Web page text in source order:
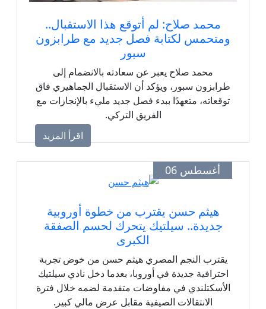
محمد صلاح: لم أتوقع هذا الاستقبال..
ومتحمس لكتابة فصل جديد مع طرابزون
سبور
محمد صلاح يعبر عن سعادته بالانضمام إلى
طرابزون سبور، ويؤكد أن الاستقبال الجماهيري فاق
توقعاته، متعهدًا ببدء فصل جديد مليء بالإنجازات مع
الفريق التركي.
اقرأ المزيد
أغسطس 06
هيثم حسن يقترب من خطوة أوروبية
جديدة.. سيلتيك يتحرك لحسم الصفقة
الكبرى
يقترب النجم المصري هيثم حسن من خوض تجربة
احترافية جديدة في أوروبا، بعدما دخل نادي سيلتيك
الأسكتلندي في مفاوضات متقدمة لضمه خلال فترة
الانتقالات الصيفية مقابل عرض مالي كبير.